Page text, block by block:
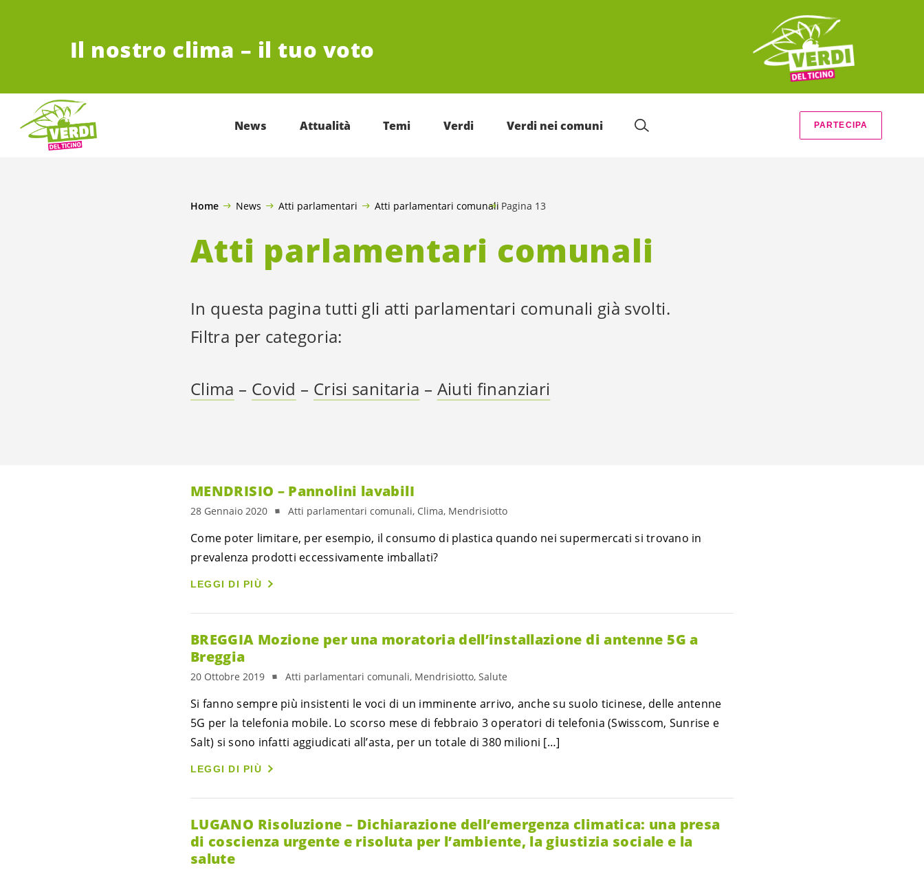
Il nostro clima – il tuo voto
News Attualità Temi Verdi Verdi nei comuni PARTECIPA
Home News Atti parlamentari Atti parlamentari comunali Pagina 13
Atti parlamentari comunali
In questa pagina tutti gli atti parlamentari comunali già svolti.
Filtra per categoria:
Clima – Covid – Crisi sanitaria – Aiuti finanziari
MENDRISIO – Pannolini lavabilI
28 Gennaio 2020 Atti parlamentari comunali, Clima, Mendrisiotto
Come poter limitare, per esempio, il consumo di plastica quando nei supermercati si trovano in
prevalenza prodotti eccessivamente imballati?
LEGGI DI PIÙ
BREGGIA Mozione per una moratoria dell’installazione di antenne 5G a
Breggia
20 Ottobre 2019 Atti parlamentari comunali, Mendrisiotto, Salute
Si fanno sempre più insistenti le voci di un imminente arrivo, anche su suolo ticinese, delle antenne
5G per la telefonia mobile. Lo scorso mese di febbraio 3 operatori di telefonia (Swisscom, Sunrise e
Salt) si sono infatti aggiudicati all’asta, per un totale di 380 milioni […]
LEGGI DI PIÙ
LUGANO Risoluzione – Dichiarazione dell’emergenza climatica: una presa
di coscienza urgente e risoluta per l’ambiente, la giustizia sociale e la
salute